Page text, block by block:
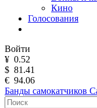
Кино
Голосования
Войти
¥ 0.52
$ 81.41
€ 94.06
Банды самокатчиков